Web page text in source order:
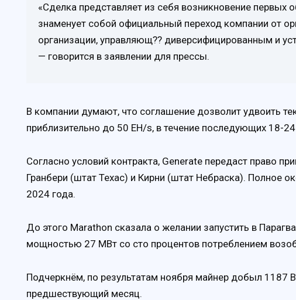
«Сделка представляет из себя возникновение
знаменует собой официальный переход компании от
организации, управляющ?? диверсифицированным и
— говорится в заявлении для прессы.
В компании думают, что соглашение дозволит удвоить
приблизительно до 50 EH/s, в течение последующих 18-
Согласно условий контракта, Generate передаст право
Гранбери (штат Техас) и Кирни (штат Небраска). Полное
2024 года.
До этого Marathon сказала о желании запустить в
мощностью 27 МВт со сто процентов потреблением
Подчеркнём, по результатам ноября майнер добыл 1187
предшествующий месяц.